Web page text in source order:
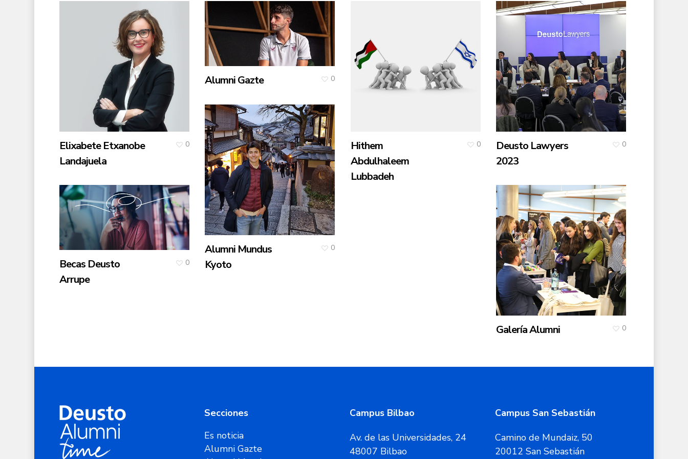
Elixabete Etxanobe
Landajuela
0
Alumni Gazte 0
Hithem
Abdulhaleem
Lubbadeh
0
Deusto Lawyers
2023
0
Alumni Mundus
Kyoto
0
Becas Deusto
Arrupe
0
Galería Alumni 0
Secciones
Es noticia
Alumni Gazte
Campus Bilbao
Av. de las Universidades, 24
48007 Bilbao
Campus San Sebastián
Camino de Mundaiz, 50
20012 San Sebastián